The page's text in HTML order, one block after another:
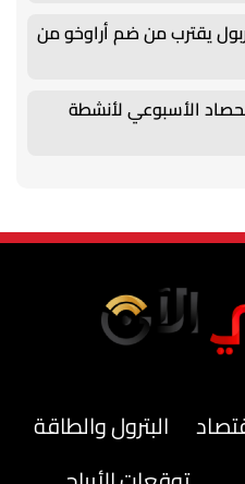
يقترب من ضم أراوخو من
2026.. الحصاد الأسبوعي لأنشطة
البترول والطاقة